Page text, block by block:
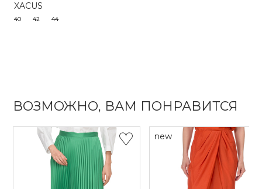
XACUS
40 42 44
ВОЗМОЖНО, ВАМ ПОНРАВИТСЯ
new